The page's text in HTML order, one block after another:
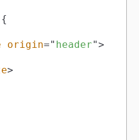
{
origin=" header">
>